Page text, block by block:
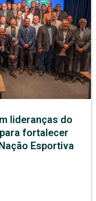
lideranças do
para fortalecer
Esportiva